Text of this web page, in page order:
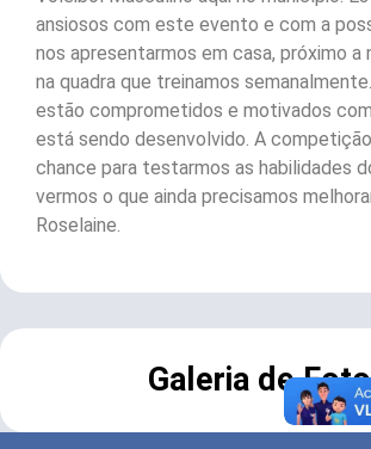
ansiosos com este evento e com a
nos apresentarmos em casa, próximo a
na quadra que treinamos
estão comprometidos e motivados
está sendo desenvolvido. A
chance para testarmos as habilidades
vermos o que ainda precisamos
Roselaine.
Galeria de